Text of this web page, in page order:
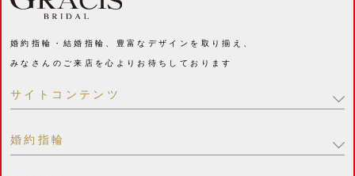
婚約指輪・結婚指輪、豊富なデザインを取り揃え、
みなさんのご来店を心よりお待ちしております
サイトコンテンツ
婚約指輪